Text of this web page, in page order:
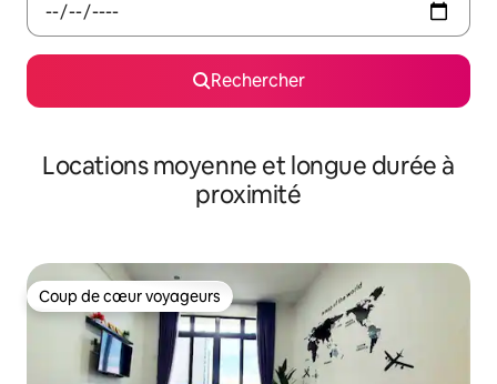
Rechercher
Locations moyenne et longue durée à
proximité
Coup de cœur voyageurs
Coup de cœur voyageurs